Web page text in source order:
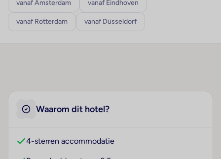
vanaf Amsterdam vanaf Eindhoven
vanaf Rotterdam vanaf Düsseldorf
Waarom dit hotel?
4-sterren accommodatie